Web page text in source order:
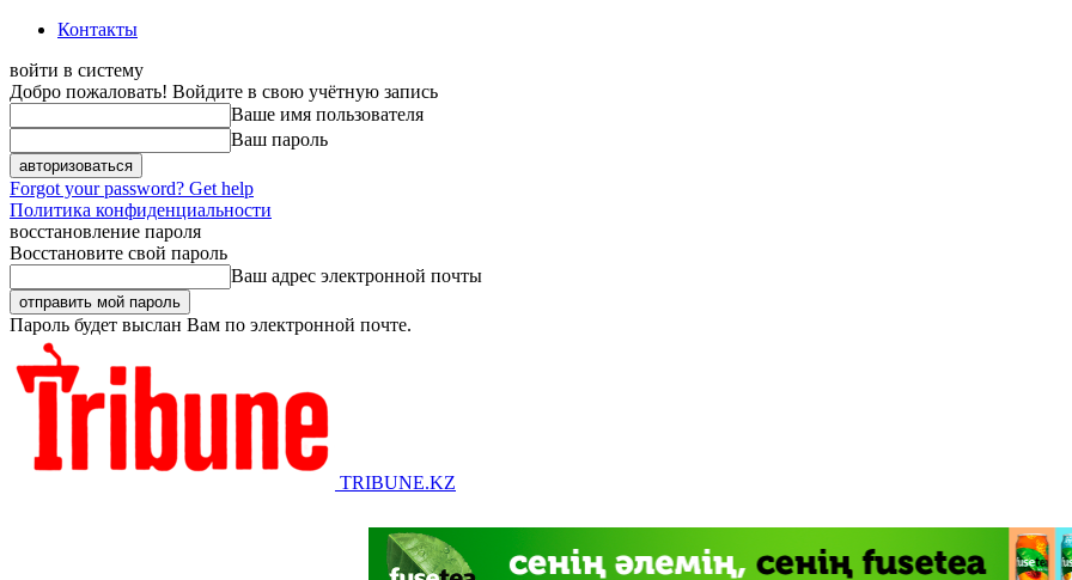
Контакты
войти в систему
Добро пожаловать! Войдите в свою учётную запись
Ваше имя пользователя
Ваш пароль
Forgot your password? Get help
Политика конфиденциальности
восстановление пароля
Восстановите свой пароль
Ваш адрес электронной почты
Пароль будет выслан Вам по электронной почте.
TRIBUNE.KZ